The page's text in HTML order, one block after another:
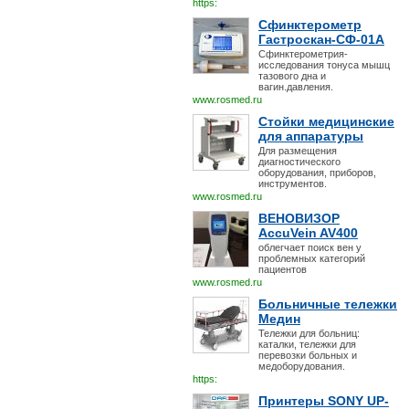
https:
Сфинктерометр
Гастроскан-СФ-01А
Сфинктерометрия-
исследования тонуса мышц
тазового дна и
вагин.давления.
www.rosmed.ru
Стойки медицинские
для аппаратуры
Для размещения
диагностического
оборудования, приборов,
инструментов.
www.rosmed.ru
ВЕНОВИЗОР
AccuVein AV400
облегчает поиск вен у
проблемных категорий
пациентов
www.rosmed.ru
Больничные тележки
Медин
Тележки для больниц:
каталки, тележки для
перевозки больных и
медоборудования.
https:
Принтеры SONY UP-